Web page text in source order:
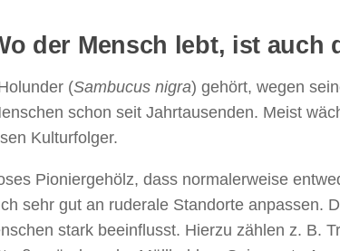
der Mensch lebt, ist auch
(Sambucus nigra) gehört, wegen
schon seit Jahrtausenden. Meist
Kulturfolger.
Pioniergehölz, dass normalerweise
sehr gut an ruderale Standorte anpassen.
stark beeinflusst. Hierzu zählen z. B.